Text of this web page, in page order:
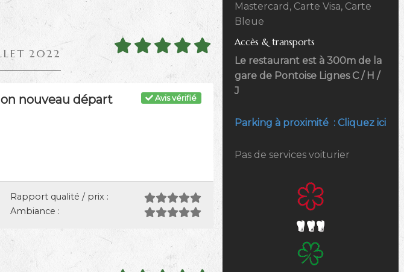
2022
Avis vérifié
nouveau départ
Rapport qualité / prix :
Ambiance :
Mastercard, Carte Visa, Carte
Bleue
Accès & transports
Le restaurant est à 300m de la
gare de Pontoise Lignes C / H /
J
Parking à proximité : Cliquez ici
Pas de services voiturier